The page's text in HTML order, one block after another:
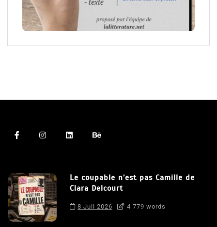
Le coupable n’est pas Camille de
Clara Delcourt
8 Juil 2026 4 779 words